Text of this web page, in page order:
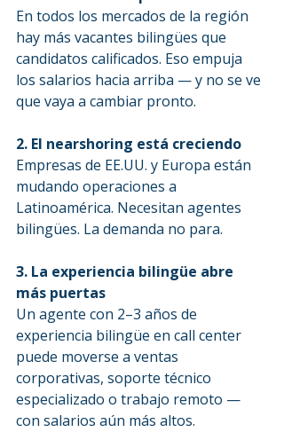
En todos los mercados de la región
hay más vacantes bilingües que
candidatos calificados. Eso empuja
los salarios hacia arriba — y no se ve
que vaya a cambiar pronto.
2. El nearshoring está creciendo
Empresas de EE.UU. y Europa están
mudando operaciones a
Latinoamérica. Necesitan agentes
bilingües. La demanda no para.
3. La experiencia bilingüe abre
más puertas
Un agente con 2–3 años de
experiencia bilingüe en call center
puede moverse a ventas
corporativas, soporte técnico
especializado o trabajo remoto —
con salarios aún más altos.